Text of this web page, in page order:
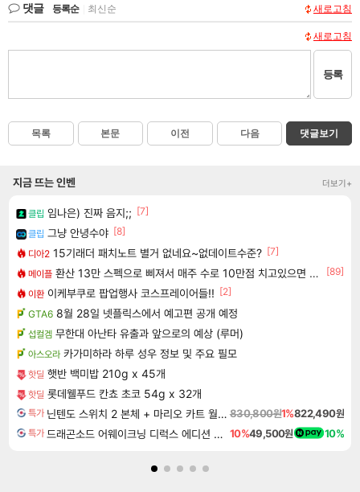
댓글 등록순 최신순 새로고침
새로고침
등록
목록 본문 이전 다음 댓글보기
지금 뜨는 인벤 더보기+
클립 임나은) 진짜 음지;; [7]
클립 그냥 안녕수야 [8]
디아2 15기래더 패치노트 별거 없네요~없데이트수준? [7]
메이플 환산 13만 스펙으로 삐져서 매주 수로 10만점 치고있으면 ㅋㅋ
[89]
이환 이케부쿠로 팝업행사 코스프레이어들!! [2]
GTA6 8월 28일 넷플릭스에서 예고편 공개 예정
섭컬겜 무한대 아난타 유출과 앞으로의 예상 (루머)
아스오라 카가미하라 하루 성우 정보 및 주요 필모
핫딜 햇반 백미밥 210g x 45개
핫딜 롯데웰푸드 칸쵸 초코 54g x 32개
특가 닌텐도 스위치 2 본체 + 마리오 카트 월드 + 슈퍼 마리오 파티 잼버리 닌텐도 스위치 2 에디션 + 잼버리 TV 번들 830,800원1%822,490원
특가 드래곤소드 어웨이크닝 디럭스 에디션 DragonSword Awakening Deluxe Edition 10%49,500원 10%